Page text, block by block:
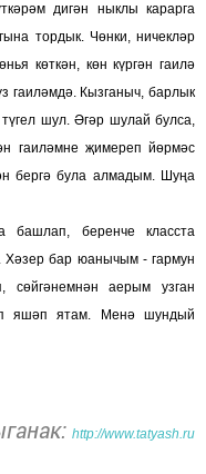
дигән ныклы карарга
тордык. Чөнки, ничекләр
көткән, көн күргән гаилә
гаиләмдә. Кызганыч, барлык
шул. Әгәр шулай булса,
гаиләмне җимереп йөрмәс
бергә була алмадым. Шуңа
башлап, беренче класста
Хәзер бар юанычым - гармун
сөйгәнемнән аерым узган
яшәп ятам. Менә шундый
http://www.tatyash.ru